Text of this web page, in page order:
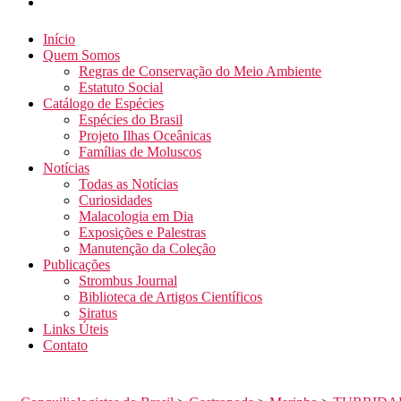
Início
Quem Somos
Regras de Conservação do Meio Ambiente
Estatuto Social
Catálogo de Espécies
Espécies do Brasil
Projeto Ilhas Oceânicas
Famílias de Moluscos
Notícias
Todas as Notícias
Curiosidades
Malacologia em Dia
Exposições e Palestras
Manutenção da Coleção
Publicações
Strombus Journal
Biblioteca de Artigos Científicos
Siratus
Links Úteis
Contato